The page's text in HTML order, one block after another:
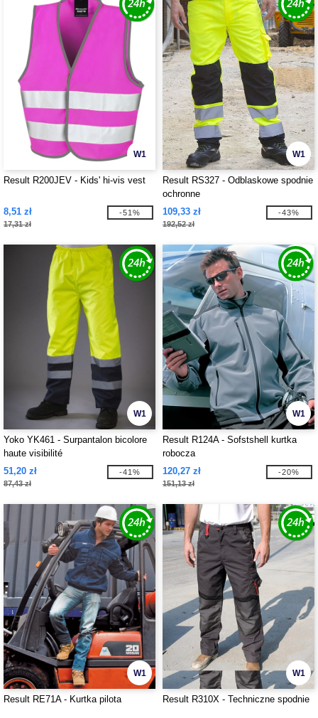
W1
Result R200JEV - Kids' hi-vis vest
8,51 zł
17,31 zł
-51%
W1
Result RS327 - Odblaskowe spodnie
ochronne
109,33 zł
192,52 zł
-43%
W1
Yoko YK461 - Surpantalon bicolore
haute visibilité
51,20 zł
87,43 zł
-41%
W1
Result R124A - Sofstshell kurtka
robocza
120,27 zł
151,13 zł
-20%
W1
Result RE71A - Kurtka pilota
W1
Result R310X - Techniczne spodnie